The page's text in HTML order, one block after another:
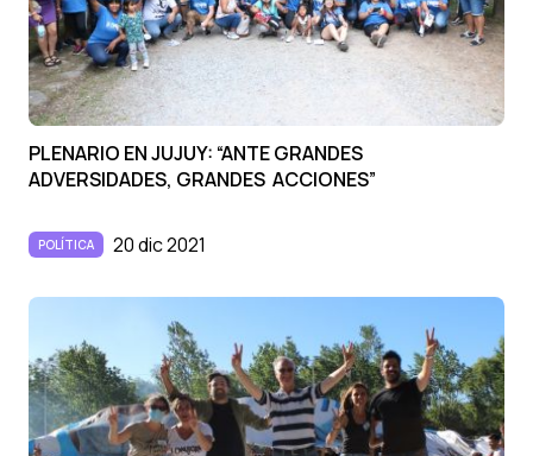
PLENARIO EN JUJUY: “ANTE GRANDES
ADVERSIDADES, GRANDES ACCIONES”
POLÍTICA 20 dic 2021